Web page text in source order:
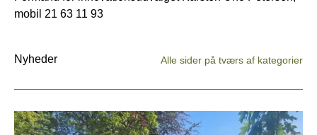
mobil 21 63 11 93
Nyheder Alle sider på tværs af kategorier